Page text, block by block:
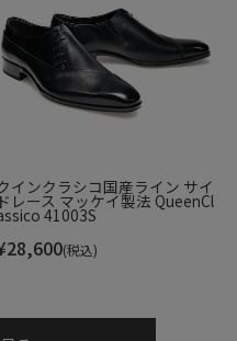
れており、細かなところま
おり、土踏まず部分の底材
インクラシコ国産ライン サイ
ドレース マッケイ製法 QueenCl
41003S
28,600(税込)